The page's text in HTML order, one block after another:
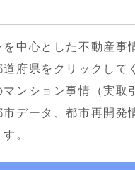
中心とした不動産事
府県をクリックして
ンション事情（実取
データ、都市再開発
。